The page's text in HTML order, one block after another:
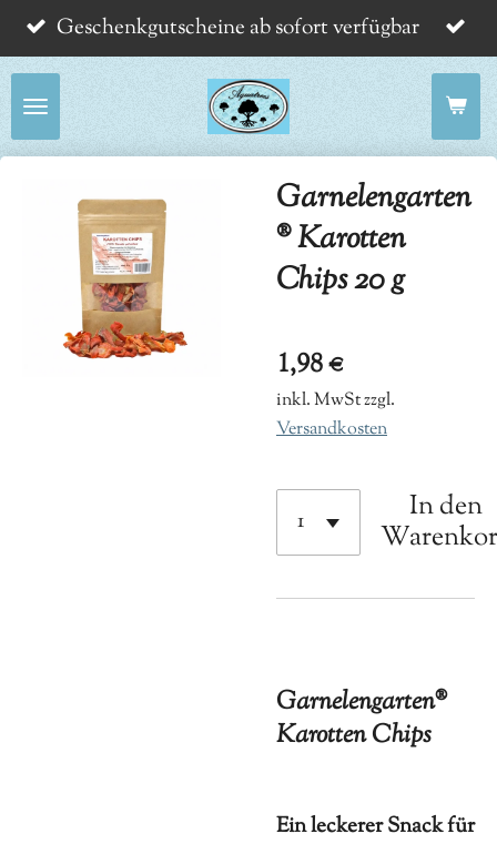
Zum
Hauptinhalt
springen
Geschenkgutscheine ab sofort verfügbar
Garnelengarten
® Karotten
Chips 20 g
1,98 €
inkl. MwSt zzgl.
Versandkosten
In den
Garnelengarten®
Karotten Chips
Ein leckerer Snack für